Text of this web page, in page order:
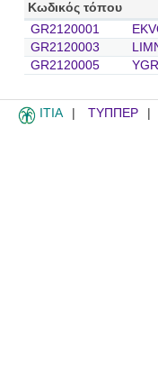
Κωδικός τόπου
GR2120001
GR2120003
GR2120005
ITIA ΤΥΠΠΕΡ